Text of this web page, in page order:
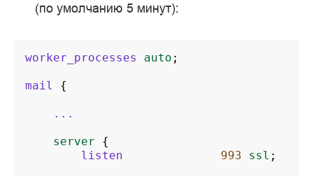
(по умолчанию 5 минут):
worker_processes auto ;
mail {
...
server
{
listen
993 ssl ;